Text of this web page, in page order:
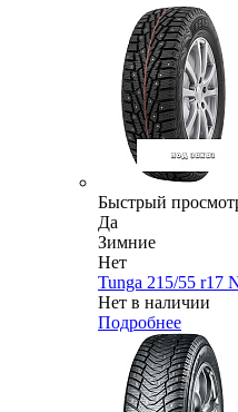
Быстрый
Да
Зимние
Нет
Tunga 215/55
Нет в наличии
Подробнее